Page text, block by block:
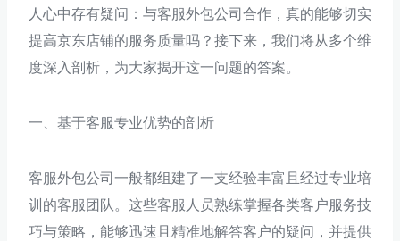
人心中存有疑问：与客服外包公司合作，真的能够切实
提高京东店铺的服务质量吗？接下来，我们将从多个维
度深入剖析，为大家揭开这一问题的答案。
一、基于客服专业优势的剖析
客服外包公司一般都组建了一支经验丰富且经过专业培
训的客服团队。这些客服人员熟练掌握各类客户服务技
巧与策略，能够迅速且精准地解答客户的疑问，并提供